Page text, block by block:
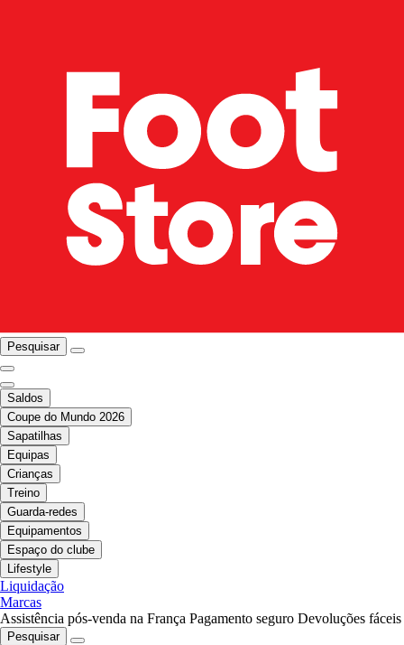
Pesquisar
Saldos
Coupe do Mundo 2026
Sapatilhas
Equipas
Crianças
Treino
Guarda-redes
Equipamentos
Espaço do clube
Lifestyle
Liquidação
Marcas
Assistência pós-venda na França Pagamento seguro Devoluções fáceis
Pesquisar